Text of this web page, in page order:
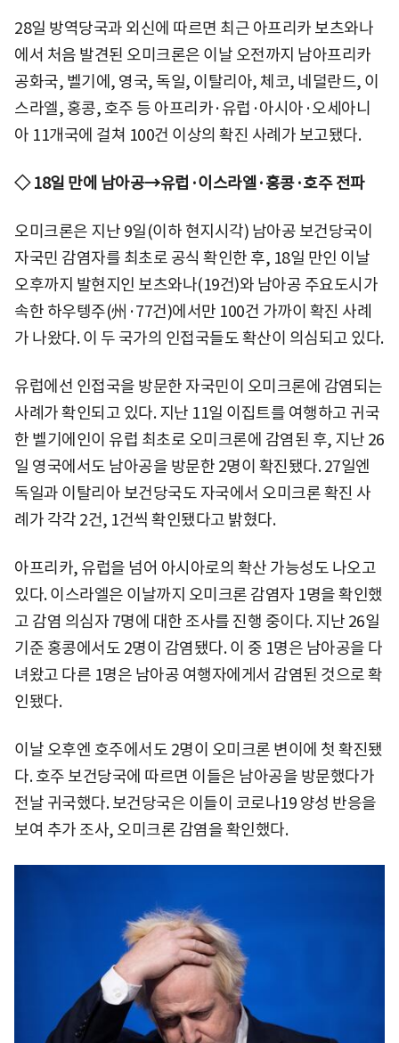
28일 방역당국과 외신에 따르면 최근 아프리카 보츠와나
에서 처음 발견된 오미크론은 이날 오전까지 남아프리카
공화국, 벨기에, 영국, 독일, 이탈리아, 체코, 네덜란드, 이
스라엘, 홍콩, 호주 등 아프리카·유럽·아시아·오세아니
아 11개국에 걸쳐 100건 이상의 확진 사례가 보고됐다.
◇ 18일 만에 남아공→유럽·이스라엘·홍콩·호주 전파
오미크론은 지난 9일(이하 현지시각) 남아공 보건당국이
자국민 감염자를 최초로 공식 확인한 후, 18일 만인 이날
오후까지 발현지인 보츠와나(19건)와 남아공 주요도시가
속한 하우텡주(州·77건)에서만 100건 가까이 확진 사례
가 나왔다. 이 두 국가의 인접국들도 확산이 의심되고 있다.
유럽에선 인접국을 방문한 자국민이 오미크론에 감염되는
사례가 확인되고 있다. 지난 11일 이집트를 여행하고 귀국
한 벨기에인이 유럽 최초로 오미크론에 감염된 후, 지난 26
일 영국에서도 남아공을 방문한 2명이 확진됐다. 27일엔
독일과 이탈리아 보건당국도 자국에서 오미크론 확진 사
례가 각각 2건, 1건씩 확인됐다고 밝혔다.
아프리카, 유럽을 넘어 아시아로의 확산 가능성도 나오고
있다. 이스라엘은 이날까지 오미크론 감염자 1명을 확인했
고 감염 의심자 7명에 대한 조사를 진행 중이다. 지난 26일
기준 홍콩에서도 2명이 감염됐다. 이 중 1명은 남아공을 다
녀왔고 다른 1명은 남아공 여행자에게서 감염된 것으로 확
인됐다.
이날 오후엔 호주에서도 2명이 오미크론 변이에 첫 확진됐
다. 호주 보건당국에 따르면 이들은 남아공을 방문했다가
전날 귀국했다. 보건당국은 이들이 코로나19 양성 반응을
보여 추가 조사, 오미크론 감염을 확인했다.